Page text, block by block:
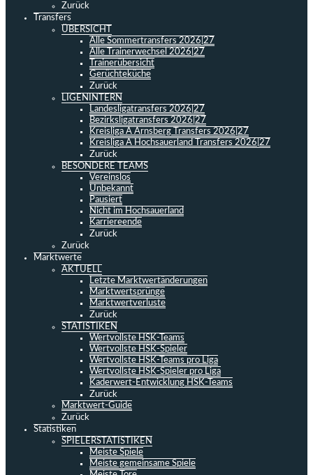
Zurück
Transfers
ÜBERSICHT
Alle Sommertransfers 2026|27
Alle Trainerwechsel 2026|27
Trainerübersicht
Gerüchteküche
Zurück
LIGENINTERN
Landesligatransfers 2026|27
Bezirksligatransfers 2026|27
Kreisliga A Arnsberg Transfers 2026|27
Kreisliga A Hochsauerland Transfers 2026|27
Zurück
BESONDERE TEAMS
Vereinslos
Unbekannt
Pausiert
Nicht im Hochsauerland
Karriereende
Zurück
Zurück
Marktwerte
AKTUELL
Letzte Marktwertänderungen
Marktwertsprünge
Marktwertverluste
Zurück
STATISTIKEN
Wertvollste HSK-Teams
Wertvollste HSK-Spieler
Wertvollste HSK-Teams pro Liga
Wertvollste HSK-Spieler pro Liga
Kaderwert-Entwicklung HSK-Teams
Zurück
Marktwert-Guide
Zurück
Statistiken
SPIELERSTATISTIKEN
Meiste Spiele
Meiste gemeinsame Spiele